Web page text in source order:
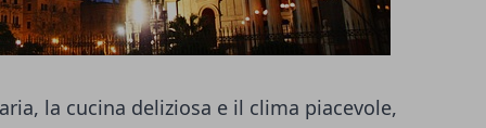
la cucina deliziosa e il clima piacevole,